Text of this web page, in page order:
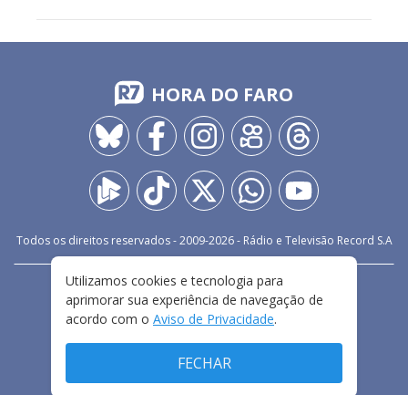
HORA DO FARO
Todos os direitos reservados - 2009-2026- Rádio e Televisão Record S.A
FALE CONOSCO
PRIVACIDADE
TERMOS E CONDIÇÕES DE USO
Utilizamos cookies e tecnologia para
aprimorar sua experiência de navegação de
acordo com o Aviso de Privacidade.
FECHAR